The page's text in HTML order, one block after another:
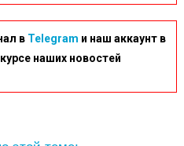
в Telegram и наш аккаунт в
наших новостей